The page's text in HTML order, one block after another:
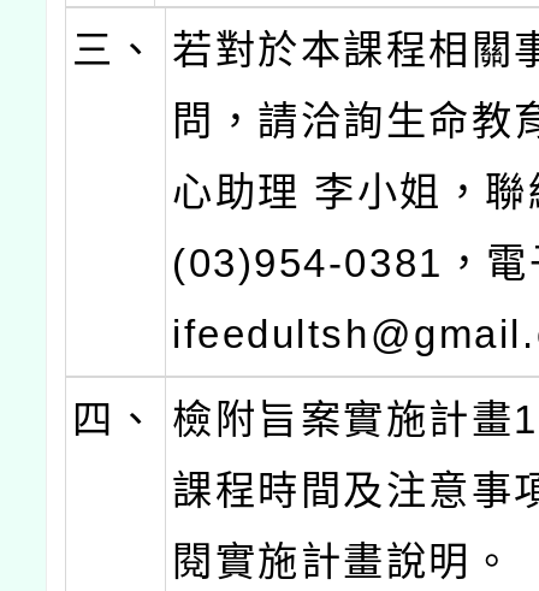
三、
若對於本課程相關
問，請洽詢生命教
心助理 李小姐，
(03)954-0381，電
四、
檢附旨案實施計畫
課程時間及注意事
閱實施計畫說明。